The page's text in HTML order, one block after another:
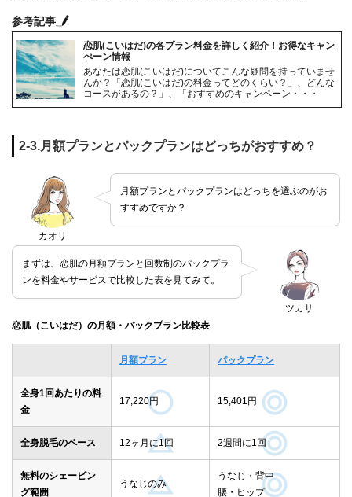
参考記事
恋肌(こいはだ)の各プラン料金を詳しく紹介！お得なキャン
ぺーン情報
あなたは恋肌(こいはだ)についてこんな疑問を持っていませ
んか？「恋肌(こいはだ)の料金ってどのくらい？」、どんな
コースがあるの？」、「おすすめのキャンペーン・・・
2-3.月額プランとパックプランはどっちがおすすめ？
カオリ
月額プランとパックプランはどっちを選ぶのがお
すすめですか？
ツカサ
まずは、恋肌の月額プランと回数制のパックプラ
ンを料金やサービスで比較した表を見てみて。
恋肌（こいはだ）の月額・パックプラン比較表
月額プラン パックプラン
全身1回あたりの料
金
17,220円 15,401円
全身脱毛のペース 12ヶ月に1回 2週間に1回
無料のシェービン
グ範囲
うなじのみ
うなじ・背中
腰・ヒップ